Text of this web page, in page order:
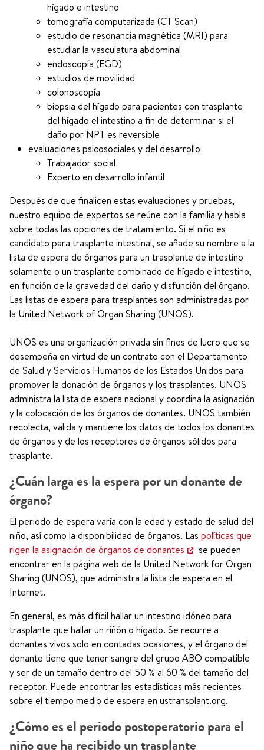
hígado e intestino
tomografía computarizada (CT Scan)
estudio de resonancia magnética (MRI) para
estudiar la vasculatura abdominal
endoscopía (EGD)
estudios de movilidad
colonoscopía
biopsia del hígado para pacientes con trasplante
del hígado el intestino a fin de determinar si el
daño por NPT es reversible
evaluaciones psicosociales y del desarrollo
Trabajador social
Experto en desarrollo infantil
Después de que finalicen estas evaluaciones y pruebas,
nuestro equipo de expertos se reúne con la familia y habla
sobre todas las opciones de tratamiento. Si el niño es
candidato para trasplante intestinal, se añade su nombre a la
lista de espera de órganos para un trasplante de intestino
solamente o un trasplante combinado de hígado e intestino,
en función de la gravedad del daño y disfunción del órgano.
Las listas de espera para trasplantes son administradas por
la United Network of Organ Sharing (UNOS).
UNOS es una organización privada sin fines de lucro que se
desempeña en virtud de un contrato con el Departamento
de Salud y Servicios Humanos de los Estados Unidos para
promover la donación de órganos y los trasplantes. UNOS
administra la lista de espera nacional y coordina la asignación
y la colocación de los órganos de donantes. UNOS también
recolecta, valida y mantiene los datos de todos los donantes
de órganos y de los receptores de órganos sólidos para
trasplante.
¿Cuán larga es la espera por un donante de
órgano?
El periodo de espera varía con la edad y estado de salud del
niño, así como la disponibilidad de órganos. Las políticas que
rigen la asignación de órganos de donantes
se pueden
encontrar en la página web de la United Network for Organ
Sharing (UNOS), que administra la lista de espera en el
Internet.
En general, es más difícil hallar un intestino idóneo para
trasplante que hallar un riñón o hígado. Se recurre a
donantes vivos solo en contadas ocasiones, y el órgano del
donante tiene que tener sangre del grupo ABO compatible
y ser de un tamaño dentro del 50 % al 60 % del tamaño del
receptor. Puede encontrar las estadísticas más recientes
sobre el tiempo medio de espera en ustransplant.org.
¿Cómo es el periodo postoperatorio para el
niño que ha recibido un trasplante